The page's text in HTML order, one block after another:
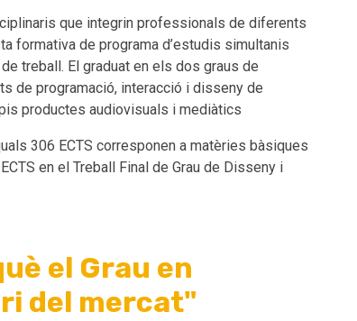
que integrin professionals de diferents
formativa de programa d’estudis simultanis
treball. El graduat en els dos graus de
de programació, interacció i disseny de
productes audiovisuals i mediàtics
306 ECTS corresponen a matèries bàsiques
en el Treball Final de Grau de Disseny i
el Grau en
del mercat"